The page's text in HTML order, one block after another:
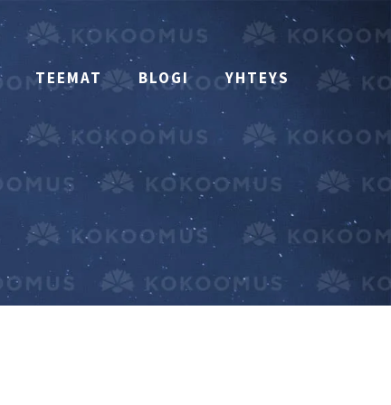
TEEMAT BLOGI YHTEYS